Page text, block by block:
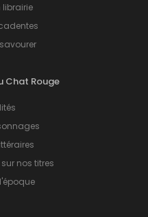
librairie
Chat Rouge
nos titres